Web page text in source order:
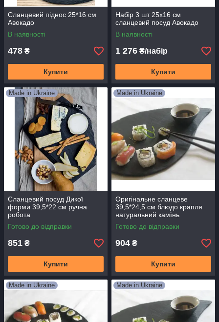
Сланцевий піднос 25*16 см
Авокадо
В наявності
478 ₴
Купити
Набір 3 шт 25х16 см
сланцевий посуд Авокадо
В наявності
1 276 ₴/набір
Купити
Made in Ukraine
Сланцевий посуд Дикої
форми 39,5*22 см ручна
робота
Готово до відправки
851 ₴
Купити
Made in Ukraine
Оригінальне сланцеве
39,5*24,5 см блюдо крапля
натуральний камїнь
Готово до відправки
904 ₴
Купити
Made in Ukraine Made in Ukraine